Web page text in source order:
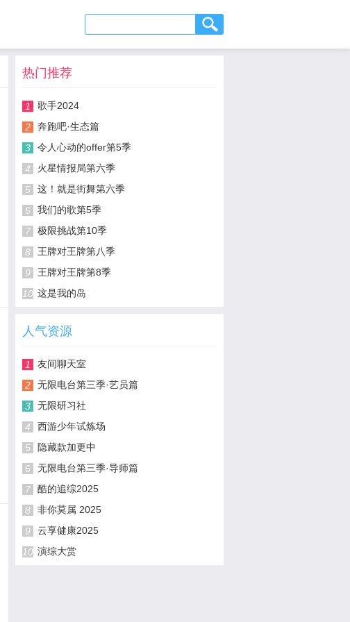
热门推荐
1
歌手2024
2
奔跑吧·生态篇
3
令人心动的offer第5季
4
火星情报局第六季
5
这！就是街舞第六季
6
我们的歌第5季
7
极限挑战第10季
8
王牌对王牌第八季
9
王牌对王牌第8季
10 这是我的岛
人气资源
1
友间聊天室
2
无限电台第三季·艺员篇
3
无限研习社
4
西游少年试炼场
5
隐藏款加更中
6
无限电台第三季·导师篇
7
酷的追综2025
8
非你莫属 2025
9
云享健康2025
10 演综大赏